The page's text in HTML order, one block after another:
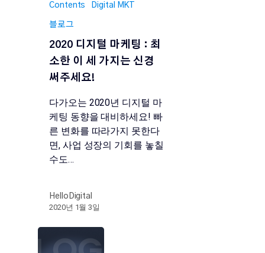
Contents Digital MKT
블로그
2020 디지털 마케팅 : 최
소한 이 세 가지는 신경
써주세요!
다가오는 2020년 디지털 마
케팅 동향을 대비하세요! 빠
른 변화를 따라가지 못한다
면, 사업 성장의 기회를 놓칠
수도…
HelloDigital
2020년 1월 3일